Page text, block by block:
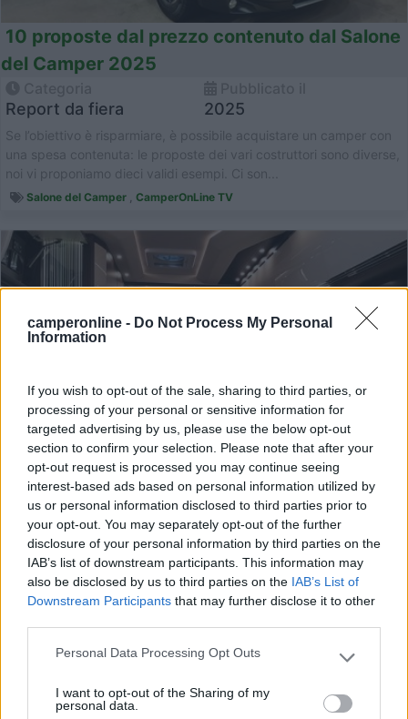
camperonline - Do Not Process My Personal
Information
If you wish to opt-out of the sale, sharing to third parties, or
processing of your personal or sensitive information for
targeted advertising by us, please use the below opt-out
section to confirm your selection. Please note that after your
opt-out request is processed you may continue seeing
interest-based ads based on personal information utilized by
us or personal information disclosed to third parties prior to
your opt-out. You may separately opt-out of the further
disclosure of your personal information by third parties on the
IAB’s list of downstream participants. This information may
also be disclosed by us to third parties on the IAB’s List of
Downstream Participants that may further disclose it to other
Please note that this website/app uses one or more Google
not limited to your visit or usage behaviour. You may click to
Personal Data Processing Opt Outs
I want to opt-out of the Sharing of my
personal data.
10 proposte dal prezzo contenuto dal Salone
del Camper 2025
Report da fiera 2025
Se l’obiettivo è risparmiare, è possibile acquistare un camper con
una spesa contenuta: le proposte dei vari costruttori sono diverse,
noi vi proponiamo dieci validi esempi. Ci son...
Salone del Camper CamperOnLine TV
10 Proposte originali dal Salone del Camper
2025
Categoria
Report da fiera
Pubblicato il
2025
Ogni tanto è bello riuscire a distinguersi, ad essere originali,
provare a pensare in modo differente, al di fuori dalle più
tradizionali linee guida. Ecco 10 veicoli curiosi che, con le...